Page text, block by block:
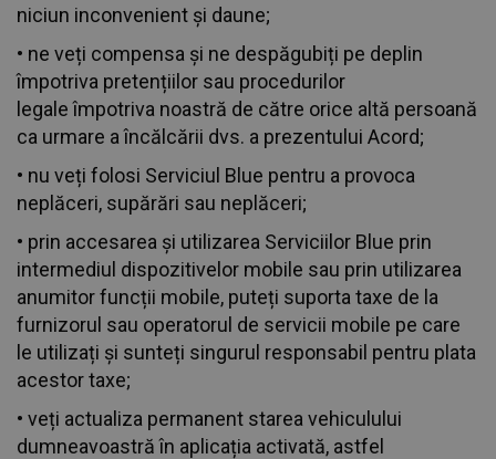
niciun inconvenient și daune;
• ne veți compensa și ne despăgubiți pe deplin
împotriva pretențiilor sau procedurilor
legale împotriva noastră de către orice altă persoană
ca urmare a încălcării dvs. a prezentului Acord;
• nu veți folosi Serviciul Blue pentru a provoca
neplăceri, supărări sau neplăceri;
• prin accesarea și utilizarea Serviciilor Blue prin
intermediul dispozitivelor mobile sau prin utilizarea
anumitor funcții mobile, puteți suporta taxe de la
furnizorul sau operatorul de servicii mobile pe care
le utilizați și sunteți singurul responsabil pentru plata
acestor taxe;
• veți actualiza permanent starea vehiculului
dumneavoastră în aplicația activată, astfel